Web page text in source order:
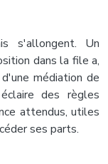
s'allongent. Un
dans la file a,
médiation de
des règles
attendus, utiles
ses parts.